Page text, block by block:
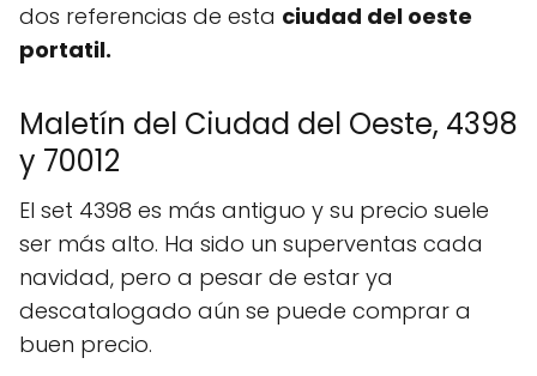
dos referencias de esta ciudad del oeste
portatil.
Maletín del Ciudad del Oeste, 4398
y 70012
El set 4398 es más antiguo y su precio suele
ser más alto. Ha sido un superventas cada
navidad, pero a pesar de estar ya
descatalogado aún se puede comprar a
buen precio.